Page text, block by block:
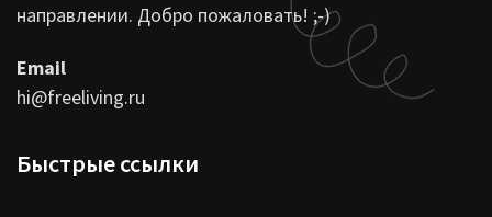
направлении. Добро пожаловать! ;-)
Email
hi@freeliving.ru
Быстрые ссылки